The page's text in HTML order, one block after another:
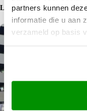
partners kunnen
informatie die u aan
verzameld op basis
LEES MEER